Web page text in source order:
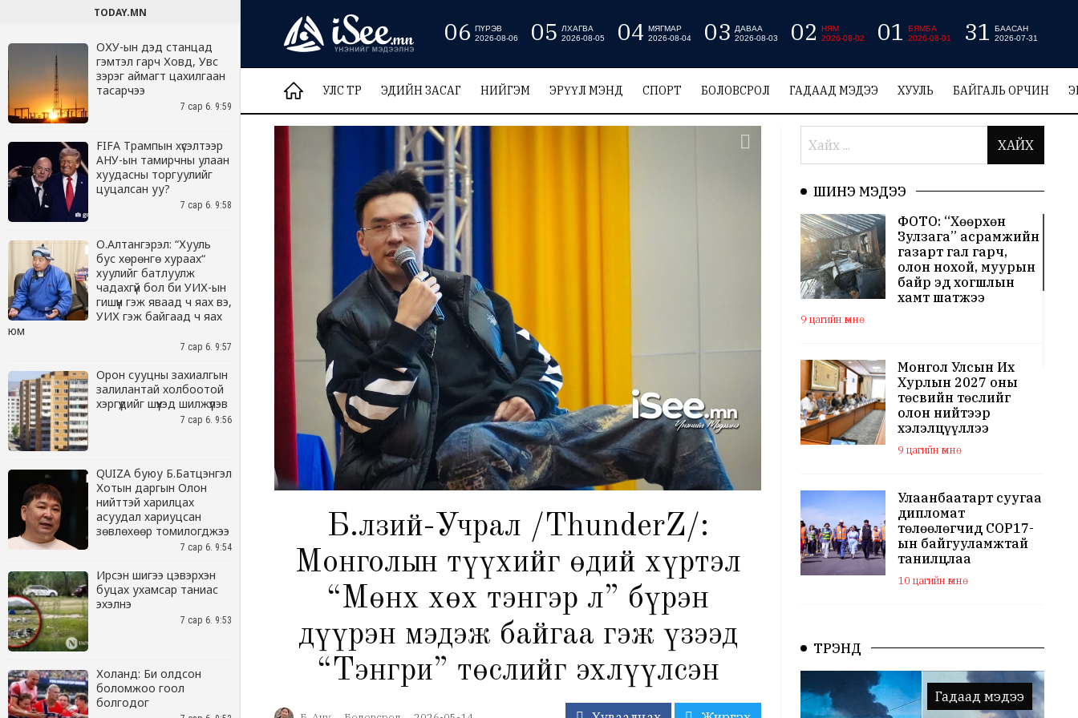
TODAY.MN
ОХУ-ын дэд станцад
гэмтэл гарч Ховд, Увс
зэрэг аймагт цахилгаан
тасарчээ
7 сар 6. 9:59
FIFA Трампын хүсэлтээр
АНУ-ын тамирчны улаан
хуудасны торгуулийг
цуцалсан уу?
7 сар 6. 9:58
О.Алтангэрэл: “Хууль
бус хөрөнгө хураах“
хуулийг батлуулж
чадахгүй бол би УИХ-ын
гишүүн гэж яваад ч яах вэ,
УИХ гэж байгаад ч яах
юм
7 сар 6. 9:57
Орон сууцны захиалгын
залилантай холбоотой
хэргүүдийг шүүхэд шилжүүлэв
7 сар 6. 9:56
QUIZA буюу Б.Батцэнгэл
Хотын даргын Олон
нийттэй харилцах
асуудал хариуцсан
зөвлөхөөр томилогджээ
7 сар 6. 9:54
Ирсэн шигээ цэвэрхэн
буцах ухамсар таниас
эхэлнэ
7 сар 6. 9:53
Холанд: Би олдсон
боломжоо гоол
болгодог